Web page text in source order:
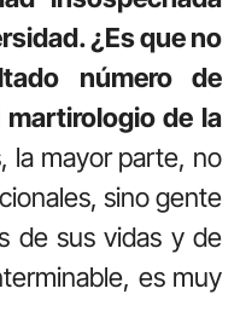
¿Es que no
número de
de la
la mayor parte, no
sino gente
de sus vidas y de
es muy